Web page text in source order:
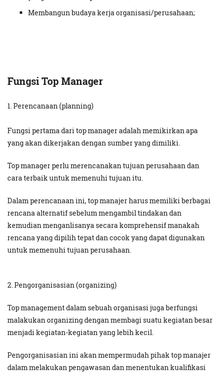
Membangun budaya kerja organisasi/perusahaan;
Fungsi Top Manager
1. Perencanaan (planning)
Fungsi pertama dari top manager adalah memikirkan apa
yang akan dikerjakan dengan sumber yang dimiliki.
Top manager perlu merencanakan tujuan perusahaan dan
cara terbaik untuk memenuhi tujuan itu.
Dalam perencanaan ini, top manajer harus memiliki berbagai
rencana alternatif sebelum mengambil tindakan dan
kemudian menganlisanya secara komprehensif manakah
rencana yang dipilih tepat dan cocok yang dapat digunakan
untuk memenuhi tujuan perusahaan.
2. Pengorganisasian (organizing)
Top management dalam sebuah organisasi juga berfungsi
malakukan organizing dengan membagi suatu kegiatan besar
menjadi kegiatan-kegiatan yang lebih kecil.
Pengorganisasian ini akan mempermudah pihak top manajer
dalam melakukan pengawasan dan menentukan kualifikasi